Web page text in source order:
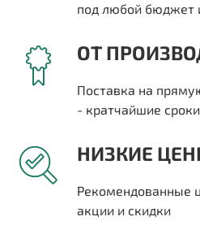
под любой бюджет
ОТ
Поставка на
- кратчайшие
НИЗКИЕ
Рекомендованные
акции и скидки